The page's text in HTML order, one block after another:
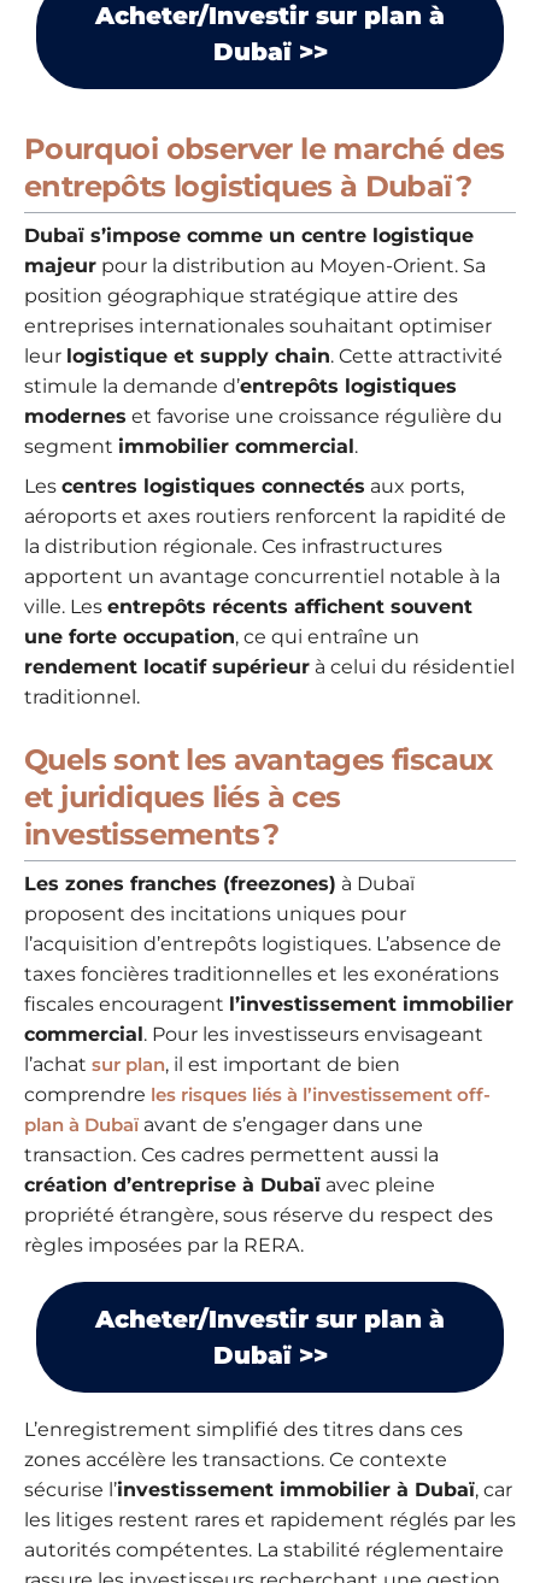
Acheter/Investir sur plan à
Dubaï >>
Pourquoi observer le marché des
entrepôts logistiques à Dubaï ?
Dubaï s’impose comme un centre logistique
majeur pour la distribution au Moyen-Orient. Sa
position géographique stratégique attire des
entreprises internationales souhaitant optimiser
leur logistique et supply chain. Cette attractivité
stimule la demande d’entrepôts logistiques
modernes et favorise une croissance régulière du
segment immobilier commercial.
Les centres logistiques connectés aux ports,
aéroports et axes routiers renforcent la rapidité de
la distribution régionale. Ces infrastructures
apportent un avantage concurrentiel notable à la
ville. Les entrepôts récents affichent souvent
une forte occupation, ce qui entraîne un
rendement locatif supérieur à celui du résidentiel
traditionnel.
Quels sont les avantages fiscaux
et juridiques liés à ces
investissements ?
Les zones franches (freezones) à Dubaï
proposent des incitations uniques pour
l’acquisition d’entrepôts logistiques. L’absence de
taxes foncières traditionnelles et les exonérations
fiscales encouragent l’investissement immobilier
commercial. Pour les investisseurs envisageant
l’achat sur plan, il est important de bien
comprendre les risques liés à l’investissement off-
plan à Dubaï avant de s’engager dans une
transaction. Ces cadres permettent aussi la
création d’entreprise à Dubaï avec pleine
propriété étrangère, sous réserve du respect des
règles imposées par la RERA.
Acheter/Investir sur plan à
Dubaï >>
L’enregistrement simplifié des titres dans ces
zones accélère les transactions. Ce contexte
sécurise l’investissement immobilier à Dubaï, car
les litiges restent rares et rapidement réglés par les
autorités compétentes. La stabilité réglementaire